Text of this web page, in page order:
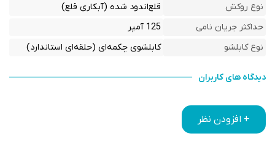
نوع روکش
قلع‌اندود شده (آبکاری قلع)
حداکثر جریان نامی
125 آمپر
نوع کابلشو
کابلشوی چکمه‌ای (حلقه‌ای استاندارد)
دیدگاه های کاربران
+ افزودن نظر